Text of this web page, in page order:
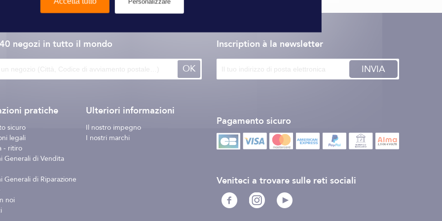
negozi in tutto il mondo
OK
pratiche
sicuro
legali
- ritiro
Generali di Vendita
Generali di Riparazione
noi
Ulteriori informazioni
Il nostro impegno
I nostri marchi
Inscription à la newsletter
INVIA
Pagamento sicuro
Veniteci a trovare sulle reti sociali